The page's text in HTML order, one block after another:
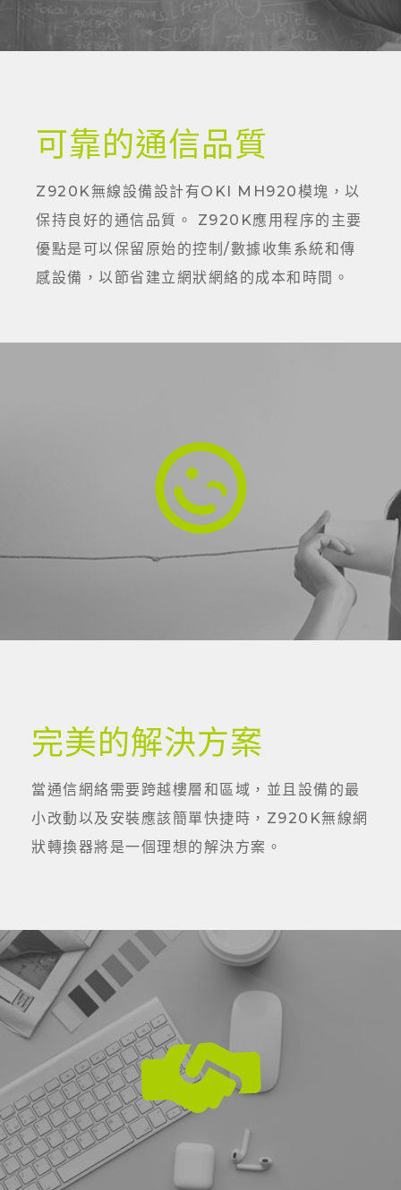
可靠的通信品質
Z920K無線設備設計有OKI MH920模塊，以
保持良好的通信品質。 Z920K應用程序的主要
優點是可以保留原始的控制/數據收集系統和傳
感設備，以節省建立網狀網絡的成本和時間。
完美的解決方案
當通信網絡需要跨越樓層和區域，並且設備的最
小改動以及安裝應該簡單快捷時，Z920K無線網
狀轉換器將是一個理想的解決方案。